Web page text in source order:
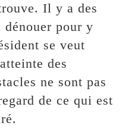
Il y a des
pour y
se veut
des
ne sont pas
de ce qui est